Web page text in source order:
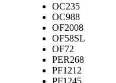
OC235
OC988
OF2008
OF58SL
OF72
PER268
PF1212
PF1245